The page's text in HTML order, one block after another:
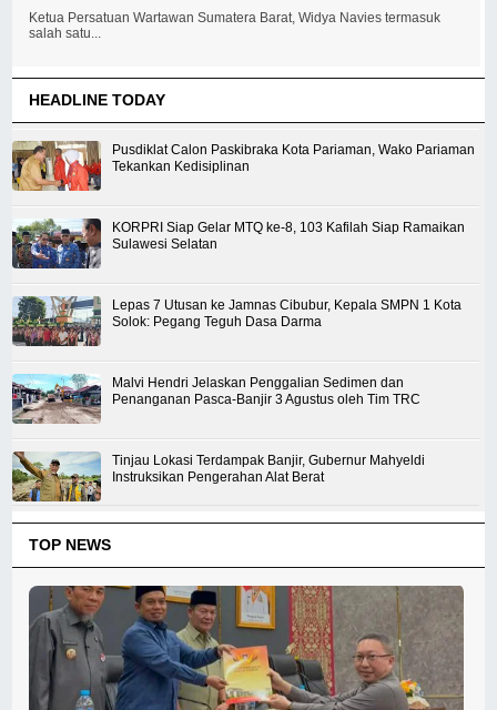
Ketua Persatuan Wartawan Sumatera Barat, Widya Navies termasuk
salah satu...
HEADLINE TODAY
Pusdiklat Calon Paskibraka Kota Pariaman, Wako Pariaman
Tekankan Kedisiplinan
KORPRI Siap Gelar MTQ ke-8, 103 Kafilah Siap Ramaikan
Sulawesi Selatan
Lepas 7 Utusan ke Jamnas Cibubur, Kepala SMPN 1 Kota
Solok: Pegang Teguh Dasa Darma
Malvi Hendri Jelaskan Penggalian Sedimen dan
Penanganan Pasca-Banjir 3 Agustus oleh Tim TRC
Tinjau Lokasi Terdampak Banjir, Gubernur Mahyeldi
Instruksikan Pengerahan Alat Berat
TOP NEWS